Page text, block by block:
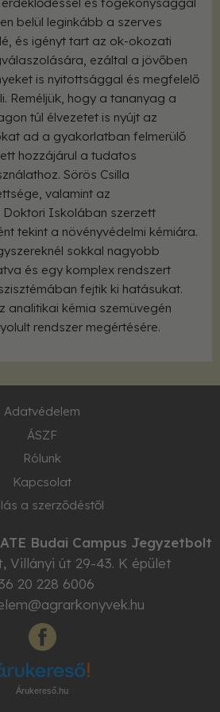
belül leginkább a szerves
és igényt tart az ok-okozati
ezáltal a jövőben
is nyitottsággal és megfelelő
Reméljük, hogy a tananyag a
túl élvezetet is nyújt az
ad a gyakorlatban felmerülő
hozzájárul a tudatos
Sörös Csilla
valamint az
Doktori Iskolában szerzett
tekint a növényvédelmi kémiára.
sokkal nagyobb
és egy komplex rendszert
fejtik ki hatásukat.
analitikai kémia szemüvegén
rendszer megértésére.
Adatvédelem
ÁSZF
Rólunk
Kapcsolat
a szerződéstől
Budai Campus Jegyzetbolt
, Villányi út 29-43. K épület
20 228 6006
Árukereső.hu